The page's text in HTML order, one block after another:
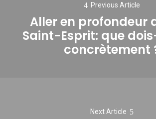
l’article
Previous Article
Previous
post:
Aller en profondeur
Saint-Esprit: que
concrètement
Next Article